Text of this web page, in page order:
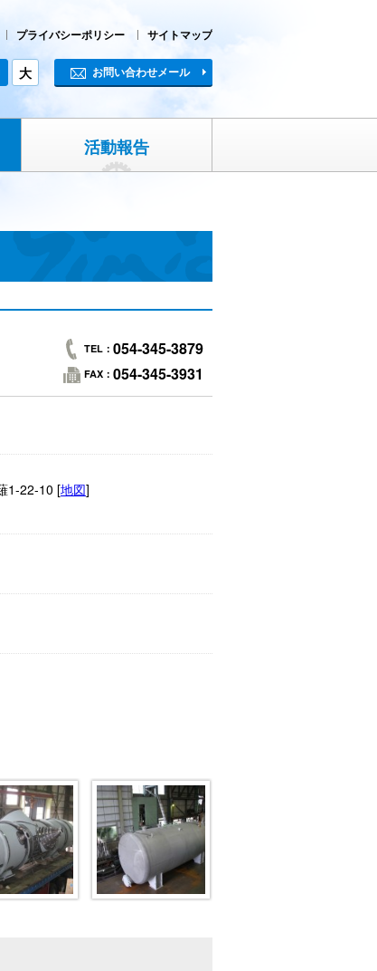
サイトマップ
プライバシーポリシー
大 お問い合わせメール
活動報告
TEL： 054-345-3879
FAX： 054-345-3931
1-22-10 [地図]